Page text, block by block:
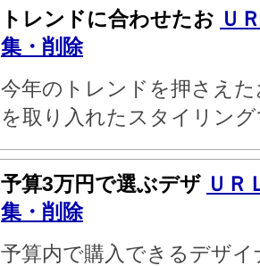
トレンドに合わせたお Ｕ
集・削除
今年のトレンドを押さえ
を取り入れたスタイリン
予算3万円で選ぶデザ ＵＲ
集・削除
予算内で購入できるデザ